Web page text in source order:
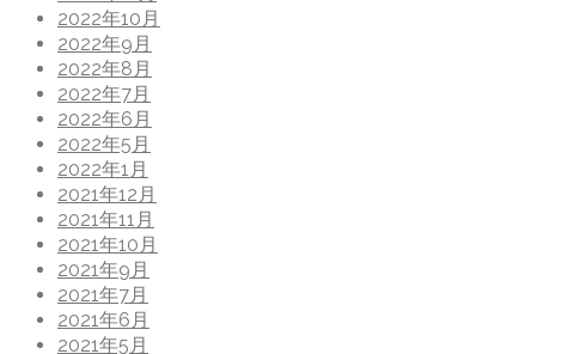
2022年10月
2022年9月
2022年8月
2022年7月
2022年6月
2022年5月
2022年1月
2021年12月
2021年11月
2021年10月
2021年9月
2021年7月
2021年6月
2021年5月